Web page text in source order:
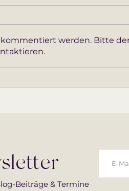
Aus einer toxischen
werden. Bitte
Beiträge & Termine